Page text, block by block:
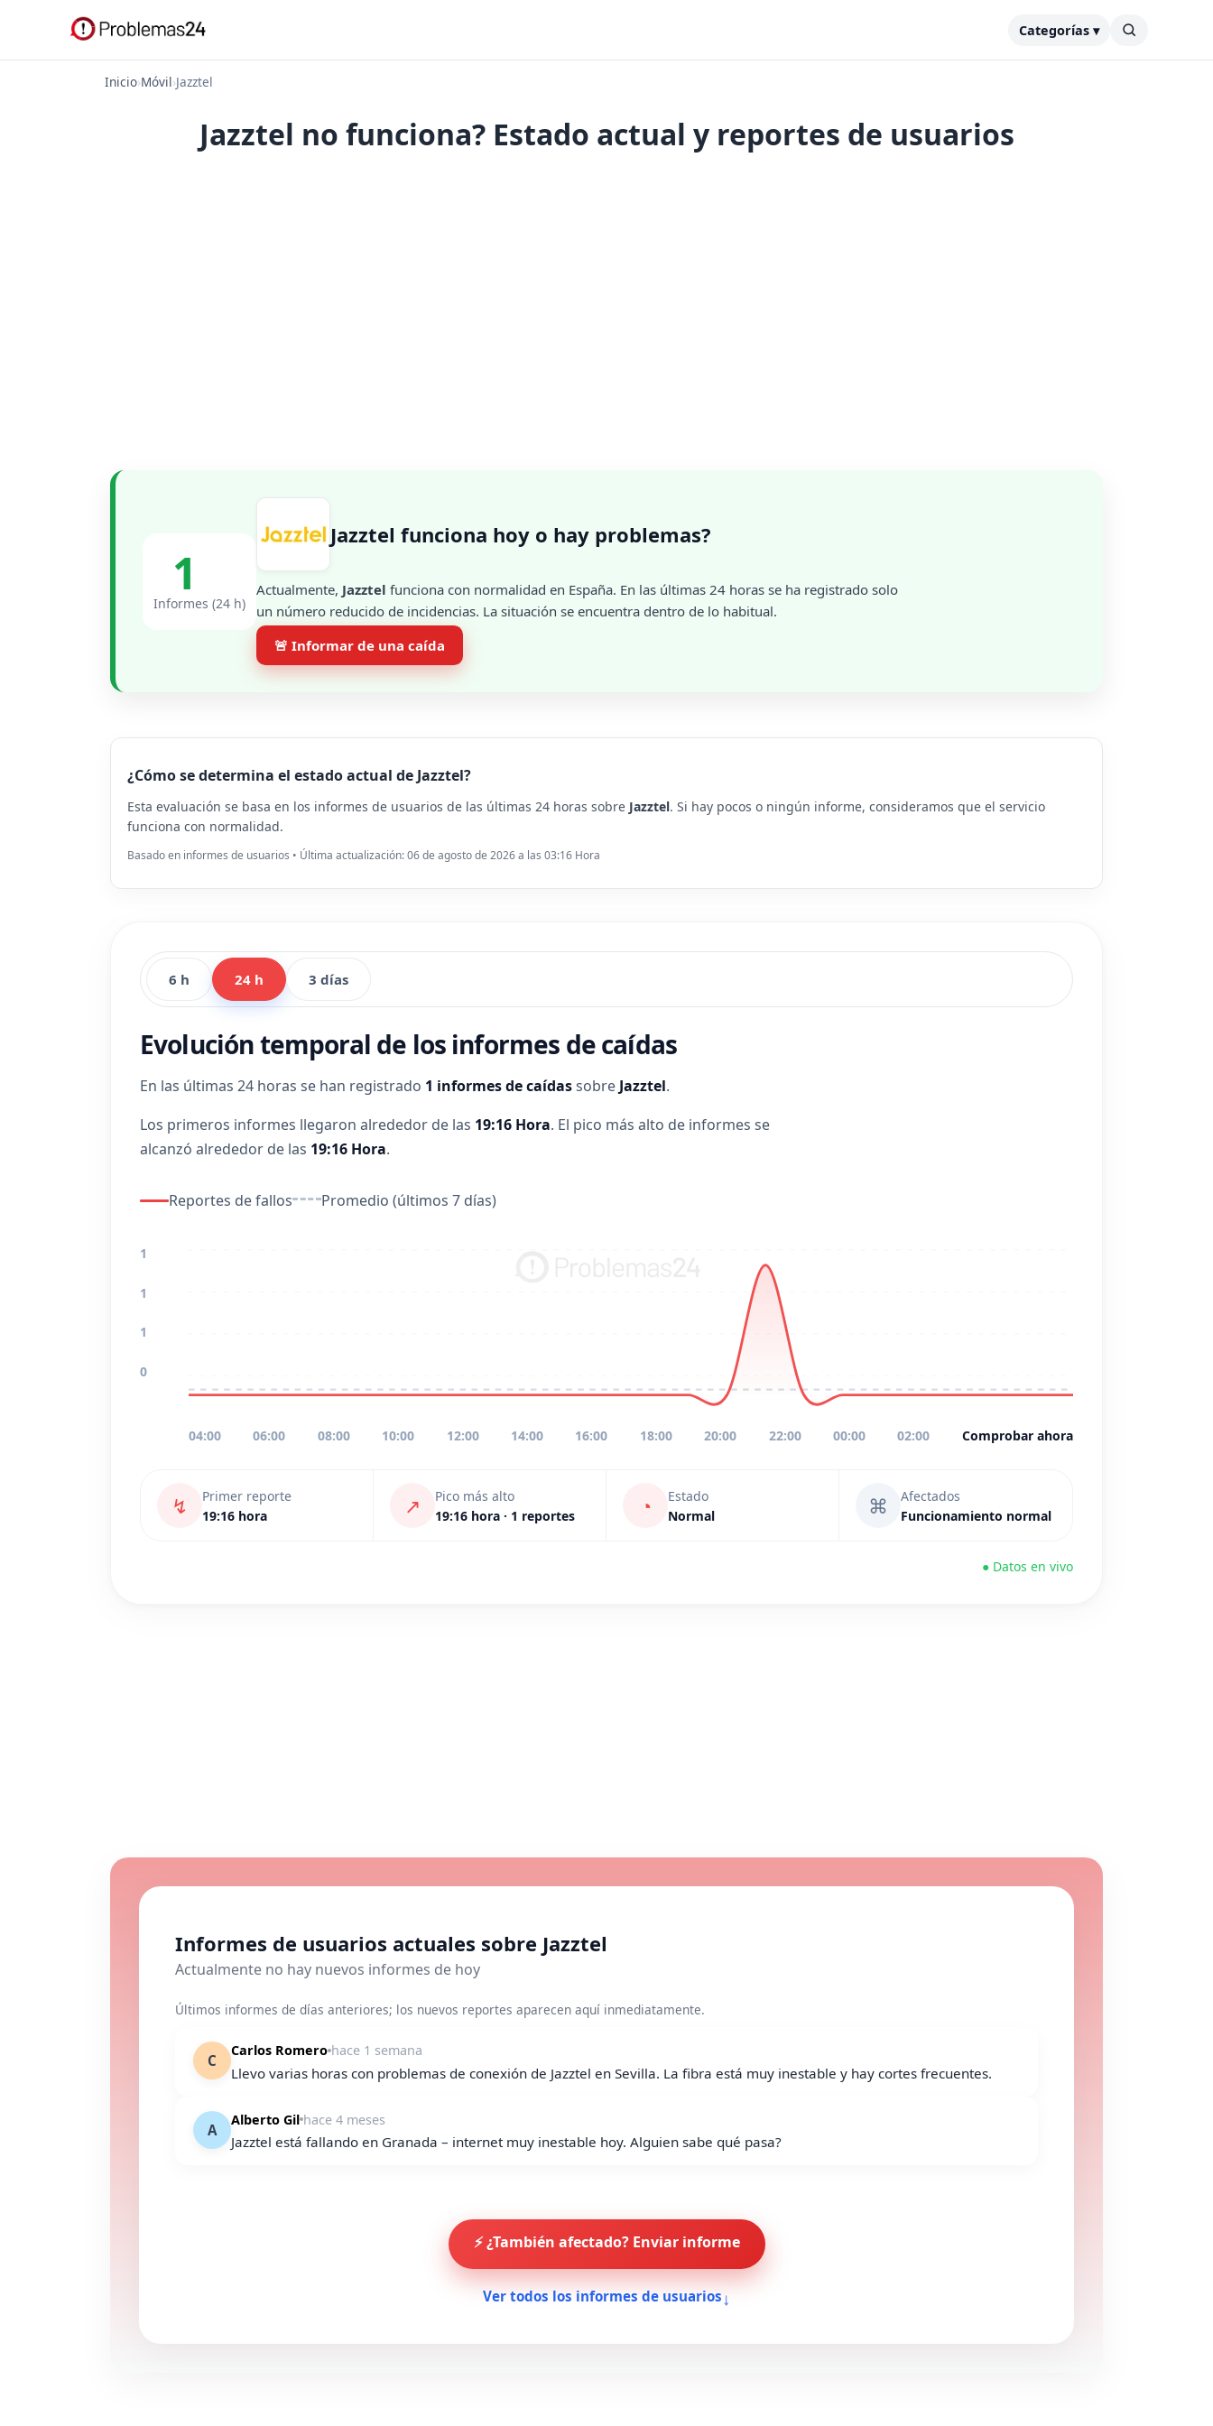
Categorías ▾
Inicio›Móvil›Jazztel
Jazztel no funciona? Estado actual y reportes de usuarios
1
Informes (24 h)
Jazztel funciona hoy o hay problemas?
Actualmente, Jazztel funciona con normalidad en España. En las últimas 24 horas se ha registrado solo
un número reducido de incidencias. La situación se encuentra dentro de lo habitual.
🚨 Informar de una caída
¿Cómo se determina el estado actual de Jazztel?
Esta evaluación se basa en los informes de usuarios de las últimas 24 horas sobre Jazztel. Si hay pocos o ningún informe, consideramos que el servicio
funciona con normalidad.
Basado en informes de usuarios • Última actualización: 06 de agosto de 2026 a las 03:16 Hora
6 h 24 h 3 días
Evolución temporal de los informes de caídas
En las últimas 24 horas se han registrado 1 informes de caídassobre Jazztel.
Los primeros informes llegaron alrededor de las 19:16 Hora. El pico más alto de informes se
alcanzó alrededor de las 19:16 Hora.
Reportes de fallos Promedio (últimos 7 días)
1
1
1
0
04:00 06:00 08:00 10:00 12:00 14:00 16:00 18:00 20:00 22:00 00:00 02:00 Comprobar ahora
↯
Primer reporte
19:16 hora
↗
Pico más alto
19:16 hora · 1 reportes
◔
Estado
Normal
⌘
Afectados
Funcionamiento normal
● Datos en vivo
Informes de usuarios actuales sobre Jazztel
Actualmente no hay nuevos informes de hoy
Últimos informes de días anteriores; los nuevos reportes aparecen aquí inmediatamente.
C
Carlos Romero hace 1 semana
Llevo varias horas con problemas de conexión de Jazztel en Sevilla. La fibra está muy inestable y hay cortes frecuentes.
A
Alberto Gil hace 4 meses
Jazztel está fallando en Granada – internet muy inestable hoy. Alguien sabe qué pasa?
⚡ ¿También afectado? Enviar informe
Ver todos los informes de usuarios ↓